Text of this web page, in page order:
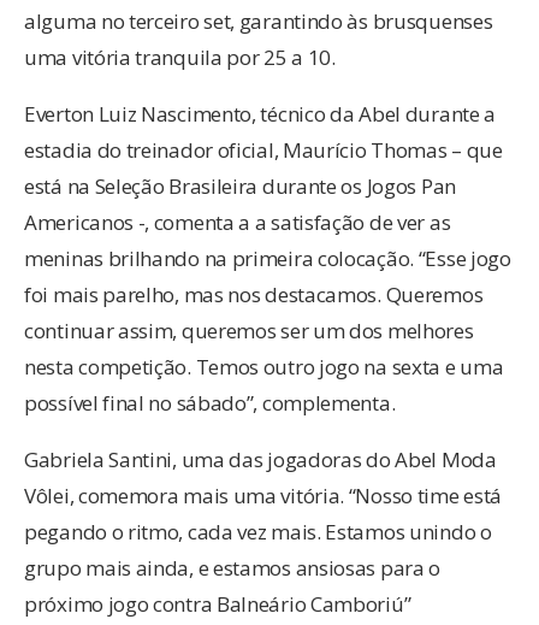
alguma no terceiro set, garantindo às brusquenses
uma vitória tranquila por 25 a 10.
Everton Luiz Nascimento, técnico da Abel durante a
estadia do treinador oficial, Maurício Thomas – que
está na Seleção Brasileira durante os Jogos Pan
Americanos -, comenta a a satisfação de ver as
meninas brilhando na primeira colocação. “Esse jogo
foi mais parelho, mas nos destacamos. Queremos
continuar assim, queremos ser um dos melhores
nesta competição. Temos outro jogo na sexta e uma
possível final no sábado”, complementa.
Gabriela Santini, uma das jogadoras do Abel Moda
Vôlei, comemora mais uma vitória. “Nosso time está
pegando o ritmo, cada vez mais. Estamos unindo o
grupo mais ainda, e estamos ansiosas para o
próximo jogo contra Balneário Camboriú”